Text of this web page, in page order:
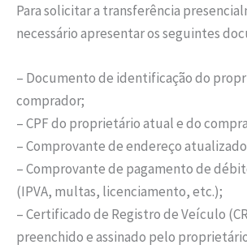
Para solicitar a transferência
necessário apresentar os seguintes
– Documento de identificação do
comprador;
– CPF do proprietário atual e do
– Comprovante de endereço
– Comprovante de pagamento de
(IPVA, multas, licenciamento, etc.);
– Certificado de Registro de Veículo
preenchido e assinado pelo